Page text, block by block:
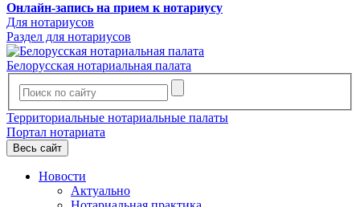
Онлайн-запись на прием к нотариусу
Для нотариусов
Раздел для нотариусов
Белорусская нотариальная палата
Территориальные нотариальные палаты
Портал нотариата
Весь сайт
Новости
Актуально